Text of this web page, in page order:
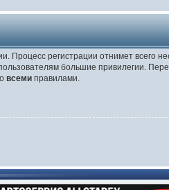
регистрации отнимет всего
большие привилегии.
всеми правилами.